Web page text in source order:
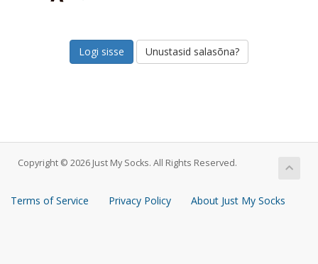
Unustasid salasõna?
Copyright © 2026 Just My Socks. All Rights Reserved.
Terms of Service Privacy Policy About Just My Socks